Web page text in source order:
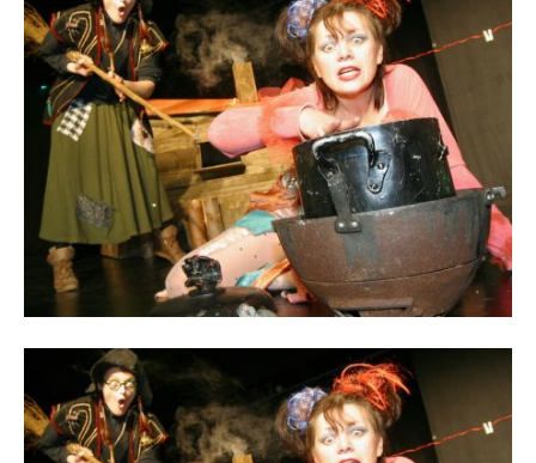
Reiseempfehlungen.